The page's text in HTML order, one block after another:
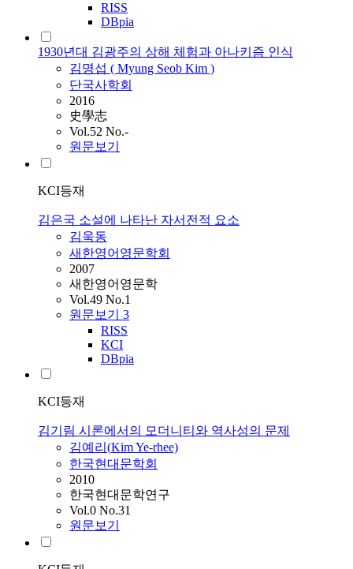
RISS
DBpia
1930년대 김광주의 상해 체험과 아나키즘 인식
김명섭 ( Myung Seob Kim )
단국사학회
2016
史學志
Vol.52 No.-
원문보기
KCI등재
김은국 소설에 나타난 자서전적 요소
김욱동
새한영어영문학회
2007
새한영어영문학
Vol.49 No.1
원문보기 3
RISS
KCI
DBpia
KCI등재
김기림 시론에서의 모더니티와 역사성의 문제
김예리(KimYe-rhee)
한국현대문학회
2010
한국현대문학연구
Vol.0 No.31
원문보기